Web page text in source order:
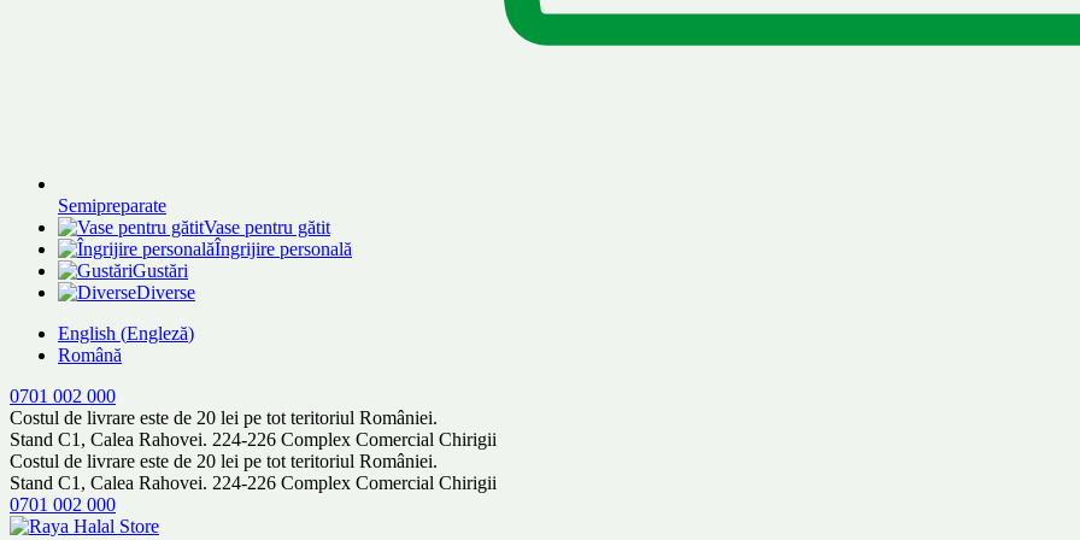
Semipreparate
Vase pentru gătit
Îngrijire personală
Gustări
Diverse
English (Engleză)
Română
0701 002 000
Costul de livrare este de 20 lei pe tot teritoriul României.
Stand C1, Calea Rahovei. 224-226 Complex Comercial Chirigii
Costul de livrare este de 20 lei pe tot teritoriul României.
Stand C1, Calea Rahovei. 224-226 Complex Comercial Chirigii
0701 002 000